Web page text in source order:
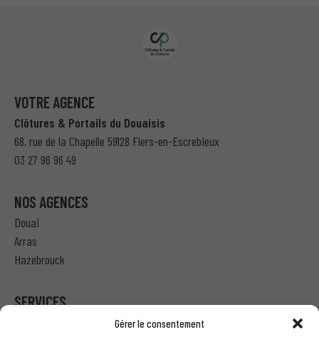
Gérer le consentement
VOTRE AGENCE
Clôtures & Portails du Douaisis
68, rue de la Chapelle 59128 Flers-en-Escrebieux
03 27 96 96 49
NOS AGENCES
Douai
Arras
Hazebrouck
SERVICES